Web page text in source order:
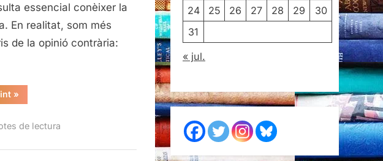
essencial conèixer la
En realitat, som més
de la opinió contrària:
“Correspondance,
Baudelaire,
»
de lectura
24
25 26 27 28 29
30
31
« jul.